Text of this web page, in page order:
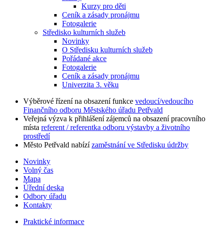
Kurzy pro děti
Ceník a zásady pronájmu
Fotogalerie
Středisko kulturních služeb
Novinky
O Středisku kulturních služeb
Pořádané akce
Fotogalerie
Ceník a zásady pronájmu
Univerzita 3. věku
Výběrové řízení na obsazení funkce vedoucí/vedoucího
Finančního odboru Městského úřadu Petřvald
Veřejná výzva k přihlášení zájemců na obsazení pracovního
místa referent / referentka odboru výstavby a životního
prostředí
Město Petřvald nabízízaměstnání ve Středisku údržby
Novinky
Volný čas
Mapa
Úřední deska
Odbory úřadu
Kontakty
Praktické informace